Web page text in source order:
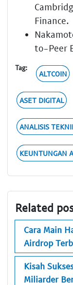
Finance.
to-Peer
Tag:
ALTCOIN
ASET DIGITAL
ANALISIS
KEUNTUNGAN
Related
Cara Main
Airdrop
Kisah
Miliarder